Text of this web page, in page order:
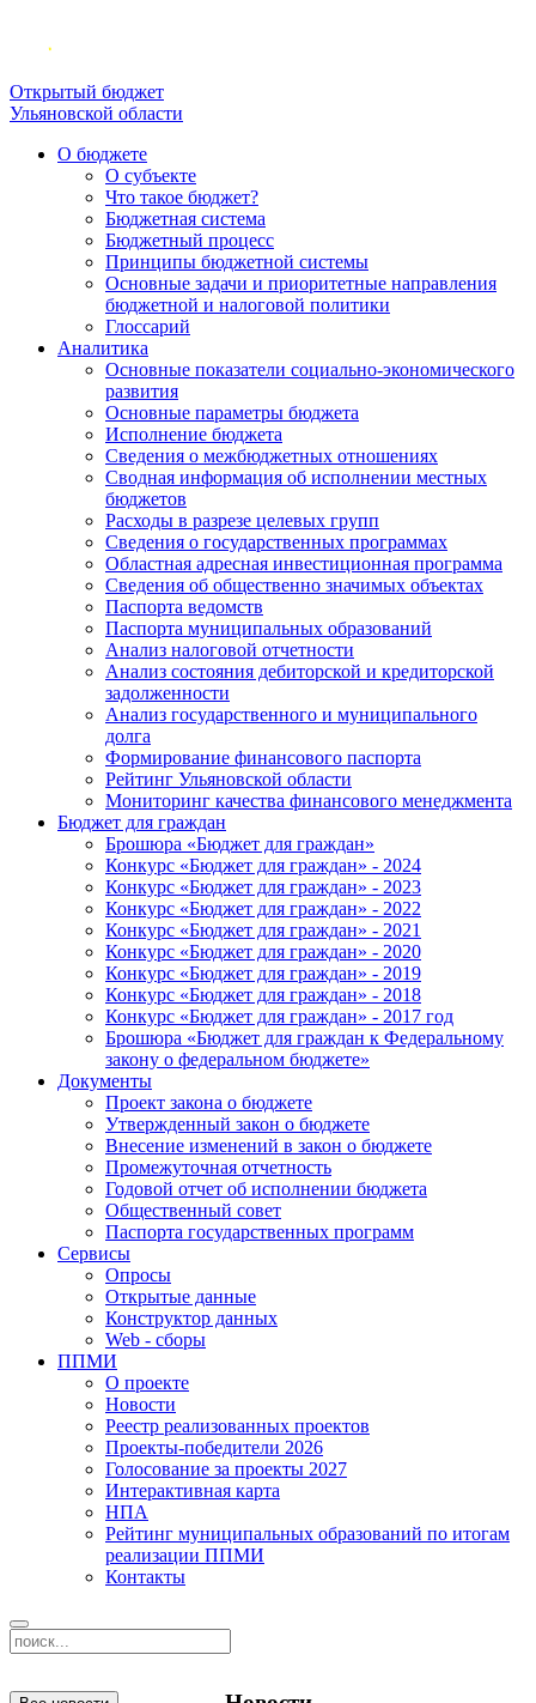
Открытый бюджет
Ульяновской области
О бюджете
О субъекте
Что такое бюджет?
Бюджетная система
Бюджетный процесс
Принципы бюджетной системы
Основные задачи и приоритетные направления
бюджетной и налоговой политики
Глоссарий
Аналитика
Основные показатели социально-экономического
развития
Основные параметры бюджета
Исполнение бюджета
Сведения о межбюджетных отношениях
Сводная информация об исполнении местных
бюджетов
Расходы в разрезе целевых групп
Сведения о государственных программах
Областная адресная инвестиционная программа
Сведения об общественно значимых объектах
Паспорта ведомств
Паспорта муниципальных образований
Анализ налоговой отчетности
Анализ состояния дебиторской и кредиторской
задолженности
Анализ государственного и муниципального
долга
Формирование финансового паспорта
Рейтинг Ульяновской области
Мониторинг качества финансового менеджмента
Бюджет для граждан
Брошюра «Бюджет для граждан»
Конкурс «Бюджет для граждан» - 2024
Конкурс «Бюджет для граждан» - 2023
Конкурс «Бюджет для граждан» - 2022
Конкурс «Бюджет для граждан» - 2021
Конкурс «Бюджет для граждан» - 2020
Конкурс «Бюджет для граждан» - 2019
Конкурс «Бюджет для граждан» - 2018
Конкурс «Бюджет для граждан» - 2017 год
Брошюра «Бюджет для граждан к Федеральному
закону о федеральном бюджете»
Документы
Проект закона о бюджете
Утвержденный закон о бюджете
Внесение изменений в закон о бюджете
Промежуточная отчетность
Годовой отчет об исполнении бюджета
Общественный совет
Паспорта государственных программ
Сервисы
Опросы
Открытые данные
Конструктор данных
Web - сборы
ППМИ
О проекте
Новости
Реестр реализованных проектов
Проекты-победители 2026
Голосование за проекты 2027
Интерактивная карта
НПА
Рейтинг муниципальных образований по итогам
реализации ППМИ
Контакты